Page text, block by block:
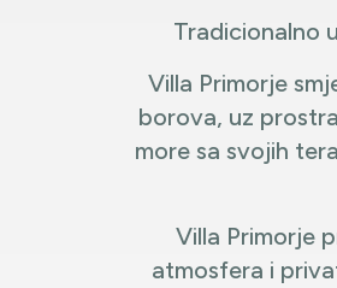
Tradicionalno
Villa Primorje
borova, uz
more sa svojih
Villa Primorje
atmosfera i